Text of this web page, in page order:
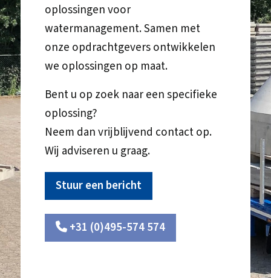
oplossingen voor
watermanagement. Samen met
onze opdrachtgevers ontwikkelen
we oplossingen op maat.
Bent u op zoek naar een specifieke
oplossing?
Neem dan vrijblijvend contact op.
Wij adviseren u graag.
Stuur een bericht
+31 (0)495-574 574